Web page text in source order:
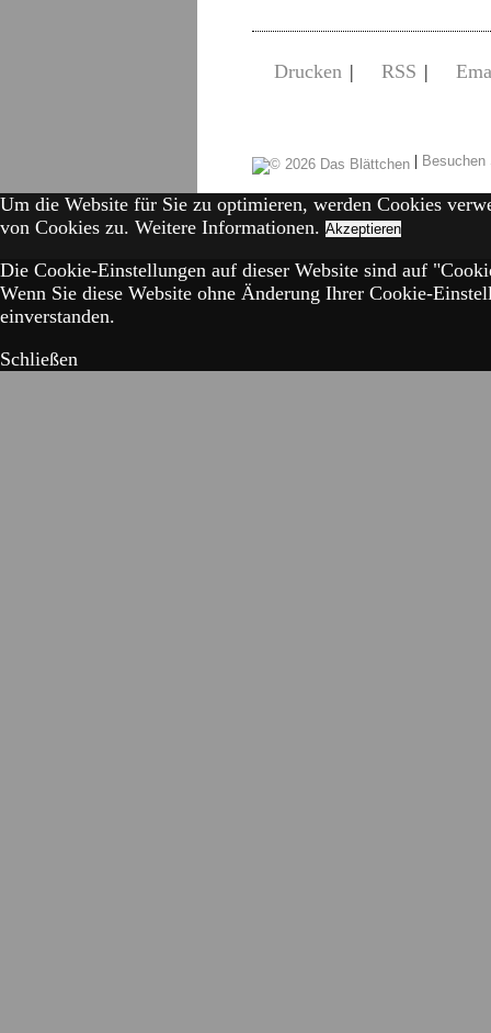
Drucken | RSS |
|
Um die Website für Sie zu optimieren, werden Cookies
von Cookies zu. Weitere Informationen. Akzeptieren
Die Cookie-Einstellungen auf dieser Website sind auf
Wenn Sie diese Website ohne Änderung Ihrer Cookie-
einverstanden.
Schließen